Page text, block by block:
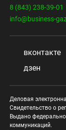
8 (843) 238-39-01
info@business-
вконтакте
дзен
Деловая
Свидетельство о
Выдано
коммуникаций.